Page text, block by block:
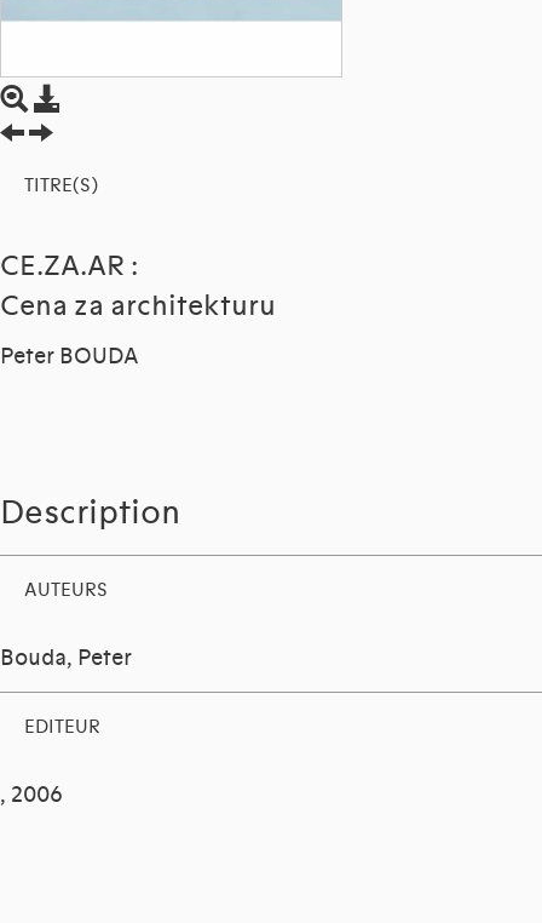
TITRE(S)
CE.ZA.AR :
Cena za architekturu
Peter BOUDA
Description
AUTEURS
Bouda, Peter
EDITEUR
, 2006